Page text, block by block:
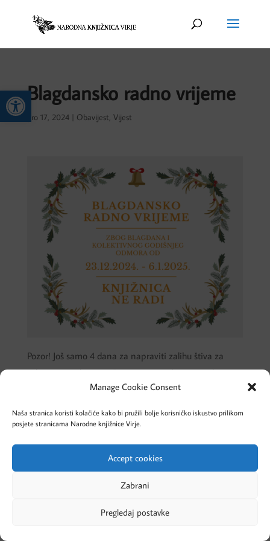
Open toolbar
Manage Cookie Consent
Naša stranica koristi kolačiće kako bi pružili bolje korisničko iskustvo prilikom
posjete stranicama Narodne knjižnice Virje.
Accept cookies
Zabrani
Pregledaj postavke
Blagdansko radno vrijeme
pro 17, 2024| Obavijest, Vijest
Pozor! Još samo 4 dana za napraviti zalihu štiva za
sebe i svoje ukućane! Danas smo ovdje za vas do 17
Cookies – Kolačići Pravila privatnosti
Designed by Evolve Studio